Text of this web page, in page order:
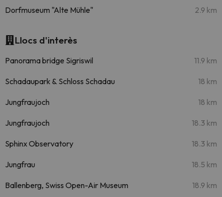
Dorfmuseum "Alte Mühle" 2.9 km
Llocs d'interès
Panorama bridge Sigriswil 11.9 km
Schadaupark & Schloss Schadau 18 km
Jungfraujoch 18 km
Jungfraujoch 18.3 km
Sphinx Observatory 18.3 km
Jungfrau 18.5 km
Ballenberg, Swiss Open-Air Museum 18.9 km